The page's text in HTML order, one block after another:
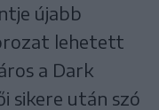
újabb
lehetett
a Dark
sikere után szó